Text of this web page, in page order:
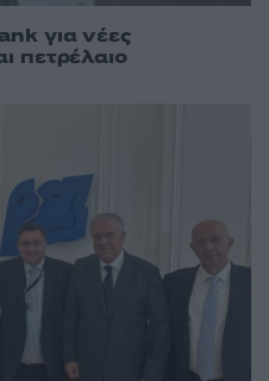
για νέες
πετρέλαιο